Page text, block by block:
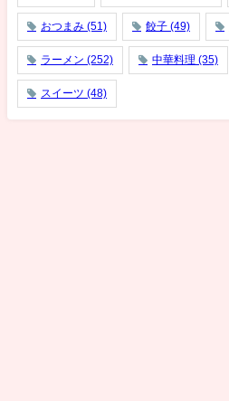
おつまみ (51) 餃子 (49)
ラーメン (252) 中華料理 (35)
スイーツ (48)